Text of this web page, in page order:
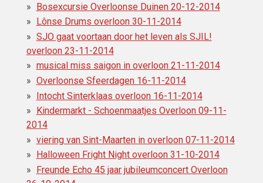
Bosexcursie Overloonse Duinen 20-12-2014
Lônse Drums overloon 30-11-2014
SJO gaat voortaan door het leven als SJIL!
overloon 23-11-2014
musical miss saigon in overloon 21-11-2014
Overloonse Sfeerdagen 16-11-2014
Intocht Sinterklaas overloon 16-11-2014
Kindermarkt - Schoenmaatjes Overloon 09-11-
2014
viering van Sint-Maarten in overloon 07-11-2014
Halloween Fright Night overloon 31-10-2014
Freunde Echo 45 jaar jubileumconcert Overloon